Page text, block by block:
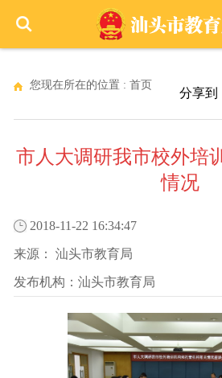
您现在所在的位置 : 首页
分享到
市人大调研我市校外培
情况
2018-11-22 16:34:47
来源： 汕头市教育局
发布机构： 汕头市教育局